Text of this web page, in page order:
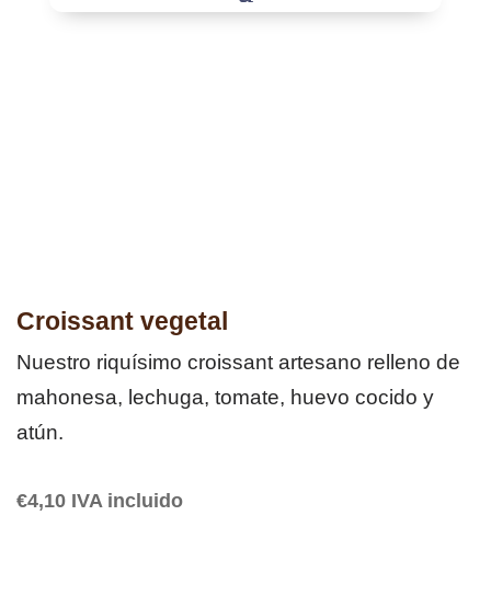
Croissant vegetal
Nuestro riquísimo croissant artesano relleno de
mahonesa, lechuga, tomate, huevo cocido y
atún.
€4,10 IVA incluido